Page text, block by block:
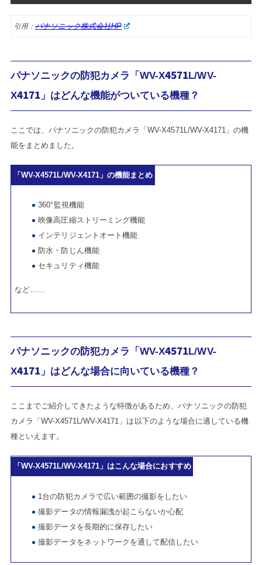
引用： パナソニック株式会社HP
パナソニックの防犯カメラ「WV-X4571L/WV-
X4171」はどんな機能がついている機種？
ここでは、パナソニックの防犯カメラ「WV-X4571L/WV-X4171」の機
能をまとめました。
「WV-X4571L/WV-X4171」の機能まとめ
360°監視機能
映像高圧縮ストリーミング機能
インテリジェントオート機能
防水・防じん機能
セキュリティ機能
など……
パナソニックの防犯カメラ「WV-X4571L/WV-
X4171」はどんな場合に向いている機種？
ここまでご紹介してきたような特徴があるため、パナソニックの防犯
カメラ「WV-X4571L/WV-X4171」は以下のような場合に適している機
種といえます。
「WV-X4571L/WV-X4171」はこんな場合におすすめ
1台の防犯カメラで広い範囲の撮影をしたい
撮影データの情報漏洩が起こらないか心配
撮影データを長期的に保存したい
撮影データをネットワークを通して配信したい